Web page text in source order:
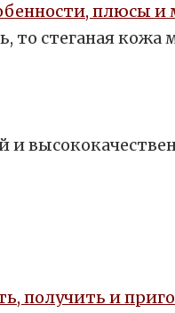
плюсы
то стеганая
получить и